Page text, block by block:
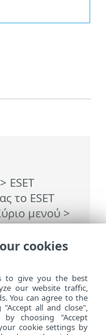
ESET
το ESET
μενού>
cookies
to give you the best
our website traffic,
You can agree to the
all and close",
by choosing "Accept
cookie settings by